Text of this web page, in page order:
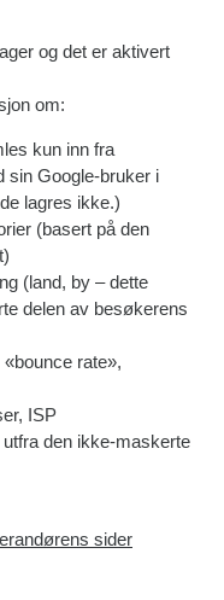
og det er aktivert
om:
kun inn fra
sin Google-bruker i
lagres ikke.)
(basert på den
(land, by – dette
delen av besøkerens
rate»,
ISP
den ikke-maskerte
sider